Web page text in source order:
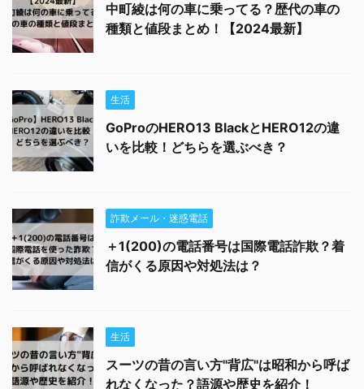
中町綾は何の車に乗ってる？歴代の車の
種類と値段まとめ！【2024最新】
生活
GoProのHERO13 BlackとHERO12の違
いを比較！どちらを選ぶべき？
詐欺メール・迷惑電話
＋1(200)の電話番号は国際電話詐欺？着
信がくる原因や対処法は？
生活
スーツの昔の言い方"背広"は昭和から呼ば
れなくなった？語源や歴史を紹介！